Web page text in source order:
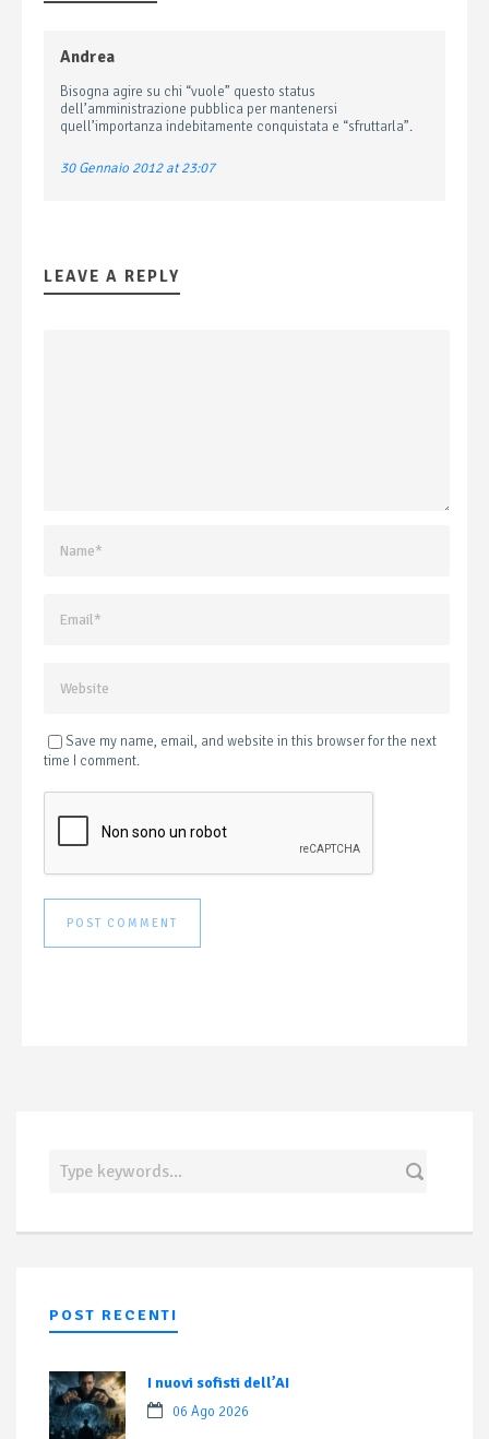
Andrea
Bisogna agire su chi “vuole” questo status
dell’amministrazione pubblica per mantenersi
quell’importanza indebitamente conquistata e “sfruttarla”.
30 Gennaio 2012 at 23:07
LEAVE A REPLY
Save my name, email, and website in this browser for the next
time I comment.
POST RECENTI
I nuovi sofisti dell’AI
06 Ago 2026